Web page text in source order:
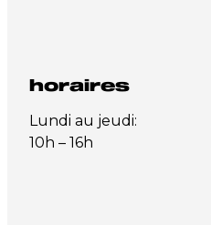
horaires
Lundi au jeudi:
10h – 16h